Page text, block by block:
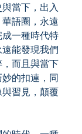
當下，出入
語圈，永遠
一種時代特
能發現我們
而且與當下
的扣連，同
習見，顛覆